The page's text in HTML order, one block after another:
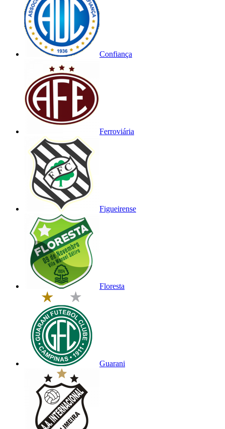
Confiança
Ferroviária
Figueirense
Floresta
Guarani